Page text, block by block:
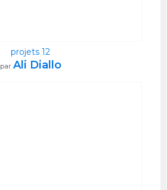
projets 12
par Ali Diallo